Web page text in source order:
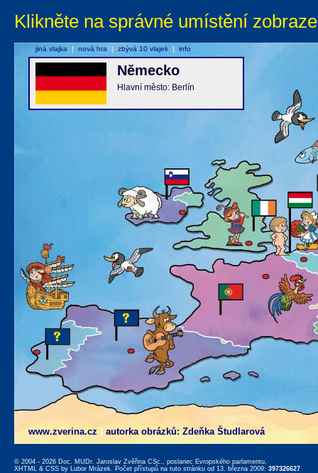
Klikněte na správné umístění
www.zverina.cz autorka obrázků: Zdeňka Študlarová
Německo
Hlavní město: Berlín
jiná vlajka | nová hra | zbývá 10 vlajek | info
© 2004 - 2026 Doc. MUDr. Jaroslav Zvěřina CSc., poslanec Evropského parlamentu,
XHTML & CSS by Lubor Mrázek. Počet přístupů na tuto stránku od 13. března 2009: 397326627